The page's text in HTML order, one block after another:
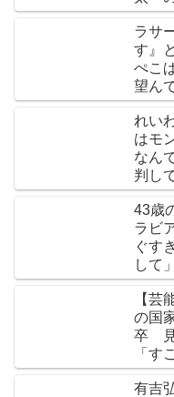
ラサ
す』
ぺこ
望ん
れい
はモ
なん
43歳
ラビ
ぐす
して」
【芸
の国
卒 見
「す
有吉